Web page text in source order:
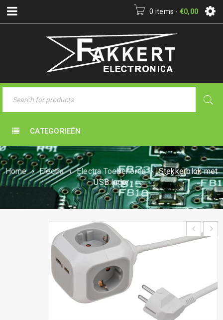
0 items - €0,00
CATEGORIEËN
Home › Electra › Electra Toebehoren › Stekkerblok met
USB lader